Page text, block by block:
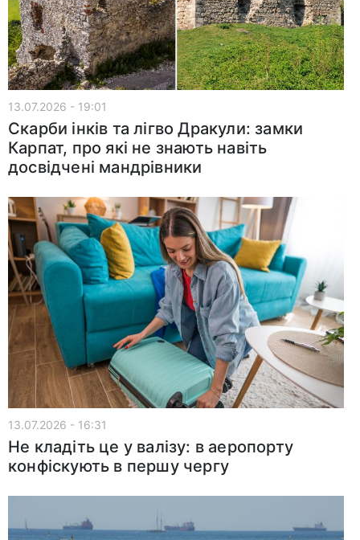
13.07.2026 - 19:01
Скарби інків та лігво Дракули: замки
Карпат, про які не знають навіть
досвідчені мандрівники
13.07.2026 - 16:31
Не кладіть це у валізу: в аеропорту
конфіскують в першу чергу